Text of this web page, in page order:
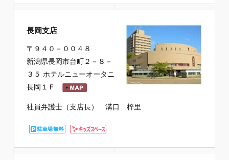
長岡支店
〒９４０－００４８
新潟県長岡市台町２－８－
３５ ホテルニューオータニ
長岡１Ｆ
社員弁護士（支店長） 溝口 梓里